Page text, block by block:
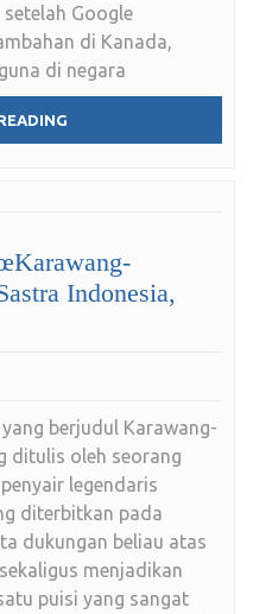
Google
di Kanada,
di negara
Indonesia,
berjudul Karawang-
ditulis oleh seorang
legendaris
diterbitkan pada
dukungan beliau atas
menjadikan
puisi yang sangat